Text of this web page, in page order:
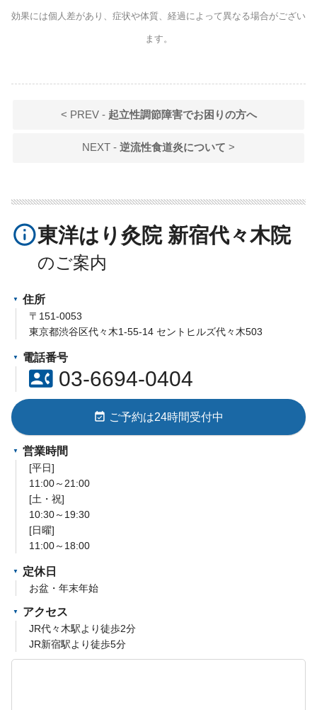
効果には個人差があり、症状や体質、経過によって異なる場合がござい
ます。
< PREV - 起立性調節障害でお困りの方へ
NEXT - 逆流性食道炎について >
info_outline東洋はり灸院 新宿代々木院
住所
〒151-0053
東京都渋谷区代々木1-55-14 セントヒルズ代々木503
電話番号
contact_phone03-6694-0404
event_available ご予約は24時間受付中
営業時間
[平日]
11:00～21:00
[土・祝]
10:30～19:30
[日曜]
11:00～18:00
定休日
お盆・年末年始
アクセス
JR代々木駅より徒歩2分
JR新宿駅より徒歩5分